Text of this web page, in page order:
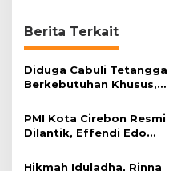
Berita Terkait
Diduga Cabuli Tetangga
Berkebutuhan Khusus,
PMI Kota Cirebon Resmi
Dilantik, Effendi Edo
Bencana
Hikmah Iduladha, Rinna